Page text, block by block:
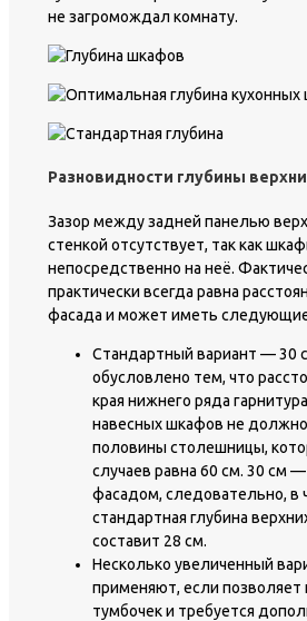
не загромождал комнату.
Разновидности глубины
Зазор между задней панелью
стенкой отсутствует, так как
непосредственно на неё.
практически всегда равна
фасада и может иметь следующие
Стандартный вариант — 30
обусловлено тем, что
края нижнего ряда
навесных шкафов не
половины столешницы,
случаев равна 60 см. 30 см
фасадом, следовательно, в
стандартная глубина
составит 28 см.
Несколько увеличенный
применяют, если
тумбочек и требуется